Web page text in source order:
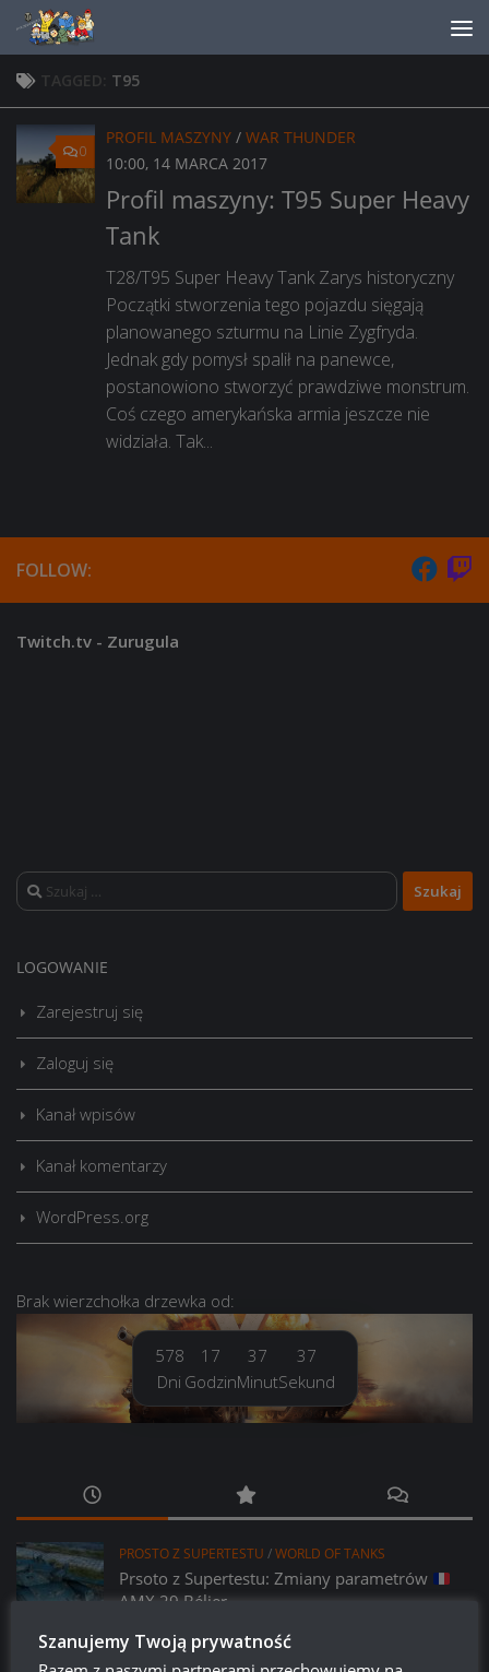
Skip to content
TAGGED: T95
0
PROFIL MASZYNY / WAR THUNDER
10:00, 14 MARCA 2017
Profil maszyny: T95 Super Heavy
Tank
T28/T95 Super Heavy Tank Zarys historyczny
Początki stworzenia tego pojazdu sięgają
planowanego szturmu na Linie Zygfryda.
Jednak gdy pomysł spalił na panewce,
postanowiono stworzyć prawdziwe monstrum.
Coś czego amerykańska armia jeszcze nie
widziała. Tak...
FOLLOW:
Twitch.tv - Zurugula
Szukaj:
LOGOWANIE
Zarejestruj się
Zaloguj się
Kanał wpisów
Kanał komentarzy
WordPress.org
Brak wierzchołka drzewka od:
578
Dni
17
Godzin
37
Minut
38
Sekund
PROSTO Z SUPERTESTU /WORLD OF TANKS
Prsoto z Supertestu: Zmiany parametrów
AMX 29 Bélier
Szanujemy Twoją prywatność